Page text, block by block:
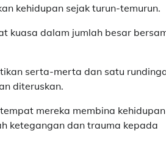
kehidupan sejak turun-temurun.
kuasa dalam jumlah besar
serta-merta dan satu
diteruskan.
mereka membina kehidupan
ketegangan dan trauma kepada